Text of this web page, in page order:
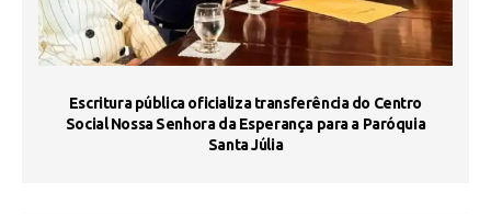
Escritura pública oficializa transferência do Centro
Social Nossa Senhora da Esperança para a Paróquia
Santa Júlia